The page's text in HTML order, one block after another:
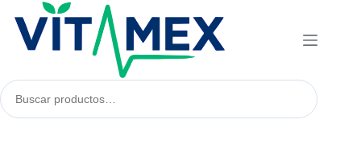
contenido
Buscar
productos: